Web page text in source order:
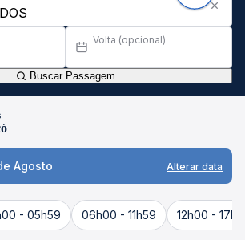
Volta (opcional)
Buscar Passagem
Agosto Alterar data
- 05h59 06h00 - 11h59 12h00 -